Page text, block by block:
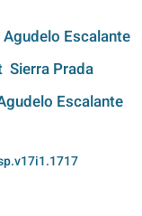
Agudelo Escalante
Sierra Prada
Escalante